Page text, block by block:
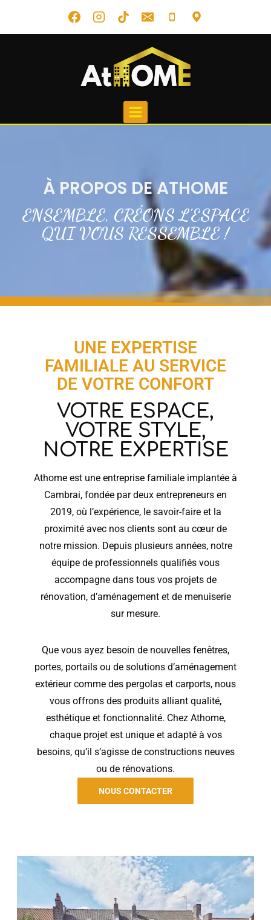
À PROPOS DE ATHOME
ENSEMBLE, CRÉONS L'ESPACE
QUI VOUS RESSEMBLE !
UNE EXPERTISE
FAMILIALE AU SERVICE
DE VOTRE CONFORT
VOTRE ESPACE,
VOTRE STYLE,
NOTRE EXPERTISE
Athome est une entreprise familiale implantée à
Cambrai, fondée par deux entrepreneurs en
2019, où l’expérience, le savoir-faire et la
proximité avec nos clients sont au cœur de
notre mission. Depuis plusieurs années, notre
équipe de professionnels qualifiés vous
accompagne dans tous vos projets de
rénovation, d’aménagement et de menuiserie
sur mesure.
Que vous ayez besoin de nouvelles fenêtres,
portes, portails ou de solutions d’aménagement
extérieur comme des pergolas et carports, nous
vous offrons des produits alliant qualité,
esthétique et fonctionnalité. Chez Athome,
chaque projet est unique et adapté à vos
besoins, qu’il s’agisse de constructions neuves
ou de rénovations.
NOUS CONTACTER